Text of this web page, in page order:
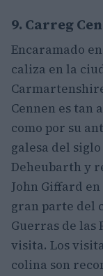
9. Carreg
Encaramado
caliza en la
Cennen es tan
como por su
galesa del
Deheubarth y
John Giffard
gran parte del
Guerras de las
visita. Los
colina son